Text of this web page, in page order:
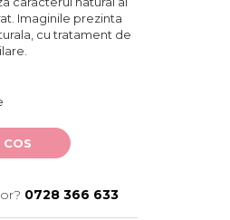
Imaginile prezinta
cu tratament de
COS
0728 366 633